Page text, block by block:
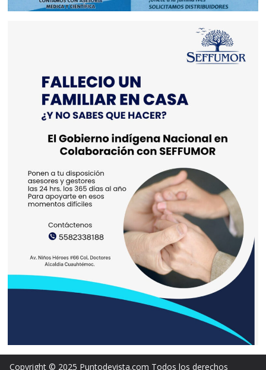
Copyright © 2025 Puntodevista.com Todos los derechos